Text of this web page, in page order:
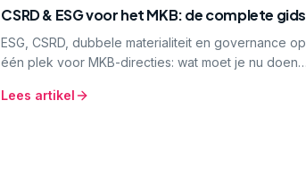
CSRD & ESG voor het MKB: de complete gids
ESG, CSRD, dubbele materialiteit en governance op
één plek voor MKB-directies: wat moet je nu doen,
strategie. Inclusief 6-stappenplan en gap-analyse.
Lees artikel